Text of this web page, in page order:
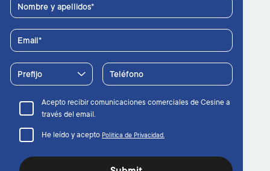
Nombre y apellidos
Email
Prefijo Teléfono
Acepto recibir comunicaciones comerciales de Cesine a
través del email.
He leído y acepto Política de Privacidad.